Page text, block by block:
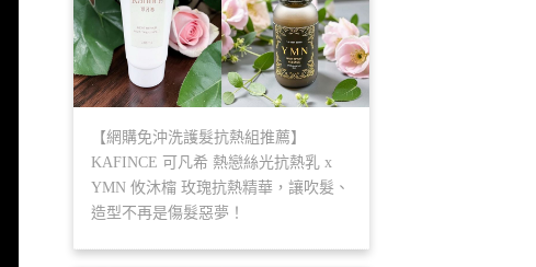
【網購免沖洗護髮抗熱組推薦】
KAFINCE 可凡希 熱戀絲光抗熱乳 x
YMN 攸沐橣 玫瑰抗熱精華，讓吹髮、
造型不再是傷髮惡夢！